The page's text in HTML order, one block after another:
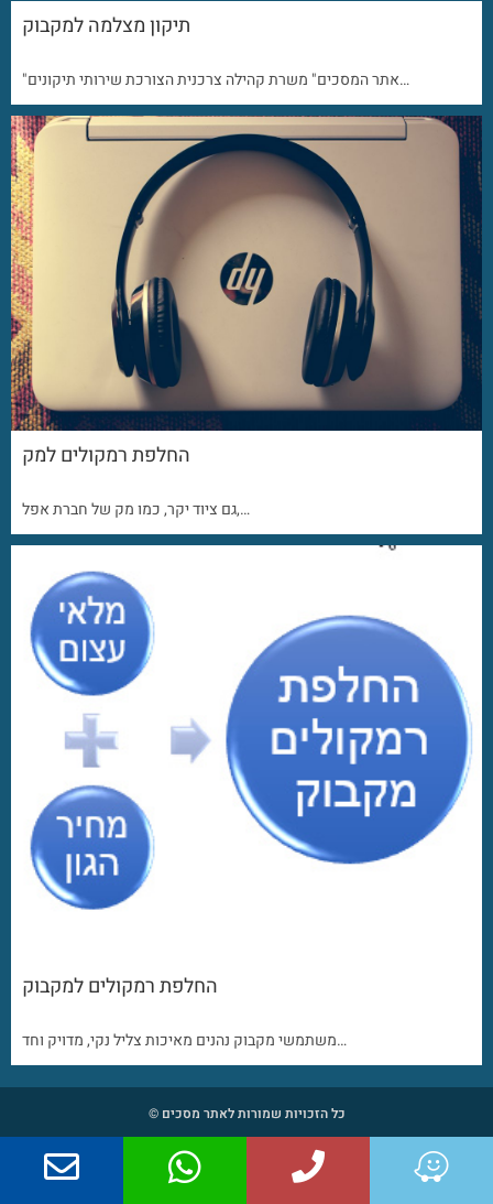
תיקון מצלמה למקבוק
"אתר המסכים" משרת קהילה צרכנית הצורכת שירותי תיקונים…
החלפת רמקולים למק
גם ציוד יקר, כמו מק של חברת אפל,…
החלפת רמקולים למקבוק
משתמשי מקבוק נהנים מאיכות צליל נקי, מדויק וחד…
כל הזכויות שמורות לאתר מסכים ©